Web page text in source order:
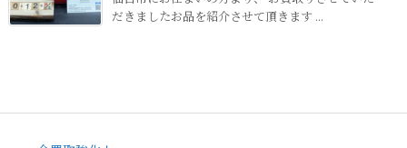
だきましたお品を紹介させて頂きます ...